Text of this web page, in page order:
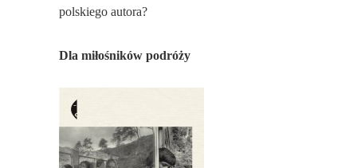
polskiego autora?
Dla miłośników podróży